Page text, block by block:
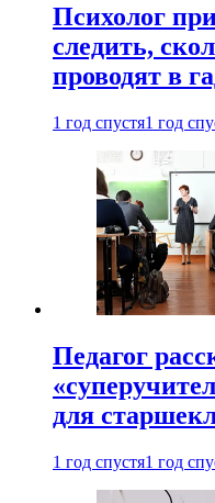
Психолог
следить,
проводят в
1 год спустя1 год
Педагог
для
1 год спустя1 год